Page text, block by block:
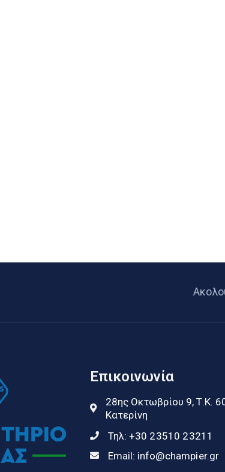
Επικοινωνία
28ης Οκτωβρίου 9, Τ.Κ.
Κατερίνη
Τηλ: +30 23510 23211
Email: info@champier.gr